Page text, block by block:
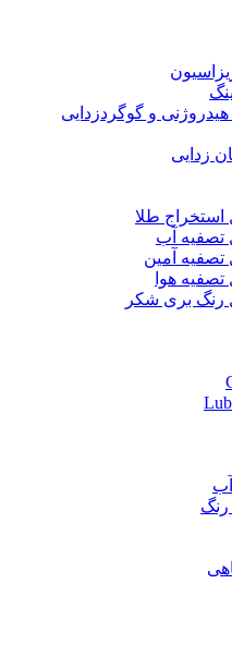
و گوگردزدایی
زدایی
استخراج طلا
تصفیه آب
تصفیه آمین
هوا
رنگ بری شکر